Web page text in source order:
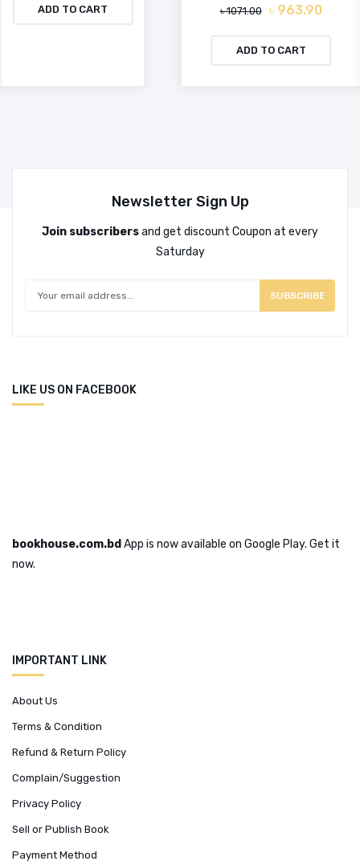
ADD TO CART ৳ 1071.00 ৳ 963.90
ADD TO CART
Newsletter Sign Up
Join subscribersand get discount Coupon at every
Saturday
SUBSCRIBE
LIKE US ON FACEBOOK
bookhouse.com.bd App is now available on Google Play. Get it
now.
IMPORTANT LINK
About Us
Terms & Condition
Refund & Return Policy
Complain/Suggestion
Privacy Policy
Sell or Publish Book
Payment Method